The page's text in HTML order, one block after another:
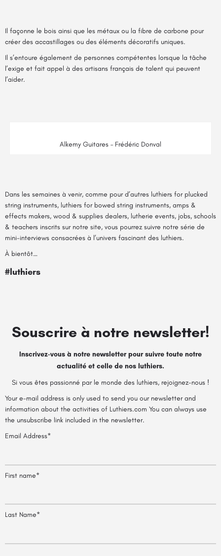
Il façonne le bois ainsi que les métaux ou la fibre de carbone pour
créer des accastillages ou des éléments décoratifs uniques.
Il s’entoure également de personnes compétentes lorsque la tâche
l’exige et fait appel à des artisans français de talent qui peuvent
l’aider.
Alkemy Guitares – Frédéric Donval
Dans les semaines à venir, comme pour d’autres luthiers for plucked
string instruments, luthiers for bowed string instruments, amps &
effects makers, wood & supplies dealers, lutherie events, jobs, schools
& teachers inscrits sur notre site, vous pourrez suivre notre série de
mini-interviews consacrées à l’univers fascinant des luthiers.
À bientôt…
#luthiers
Souscrire à notre newsletter!
Inscrivez-vous à notre newsletter pour suivre toute notre
actualité et celle de nos luthiers.
Si vous êtes passionné par le monde des luthiers, rejoignez-nous !
Your e-mail address is only used to send you our newsletter and
information about the activities of Luthiers.com You can always use
the unsubscribe link included in the newsletter.
Email Address*
First name*
Last Name*